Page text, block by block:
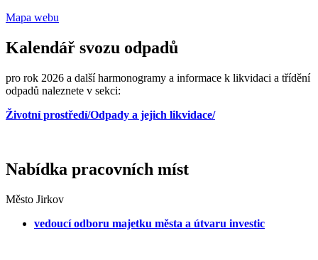
Mapa webu
Kalendář svozu odpadů
pro rok 2026 a další harmonogramy a informace k likvidaci a třídění
odpadů naleznete v sekci:
Životní prostředí/Odpady a jejich likvidace/
Nabídka pracovních míst
Město Jirkov
vedoucí odboru majetku města a útvaru investic